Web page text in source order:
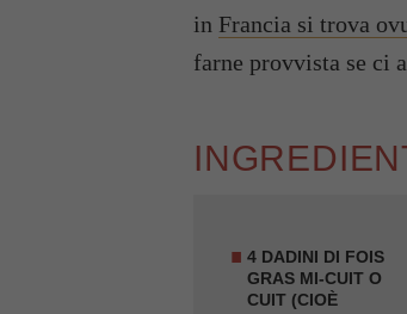
in Francia si trova
farne provvista se ci
4 DADINI DI FOIS
GRAS MI-CUIT O
CUIT (CIOÈ